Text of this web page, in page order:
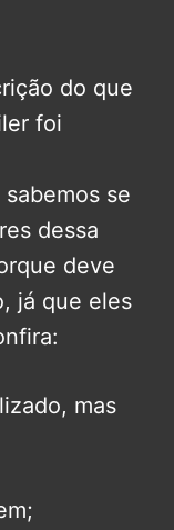
do que
foi
sabemos se
dessa
deve
já que eles
mas